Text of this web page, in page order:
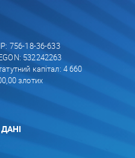
756-18-36-633
532242263
капітал: 4 660
злотих